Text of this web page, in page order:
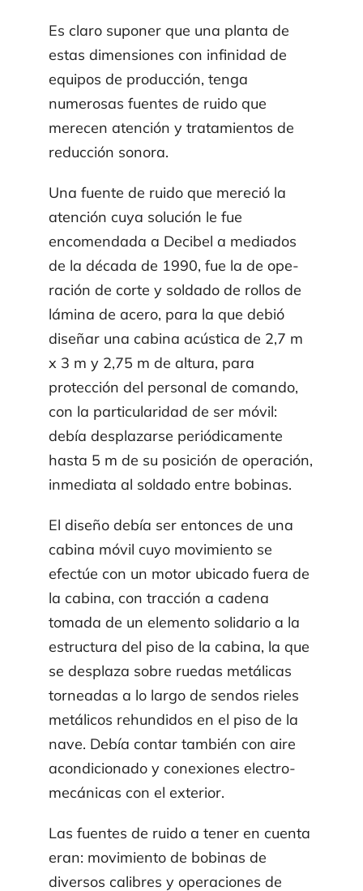
Es claro suponer que una planta de
estas dimensiones con infinidad de
equipos de produc­ción, tenga
numerosas fuentes de ruido que
merecen atención y tratamientos de
reducción sonora.
Una fuente de ruido que mereció la
atención cuya solución le fue
encomendada a Decibel a mediados
de la década de 1990, fue la de ope­
ración de corte y soldado de rollos de
lámina de acero, para la que debió
diseñar una cabina acústica de 2,7 m
x 3 m y 2,75 m de altura, para
protección del personal de comando,
con la particularidad de ser móvil:
debía desplazarse periódicamente
hasta 5 m de su posi­ción de opera­ción,
inmediata al soldado entre bobinas.
El diseño debía ser entonces de una
cabina móvil cuyo movimiento se
efectúe con un motor ubicado fuera de
la cabina, con tracción a cadena
tomada de un elemento solidario a la
estructura del piso de la cabina, la que
se desplaza sobre ruedas metálicas
torneadas a lo largo de sendos rieles
metálicos rehundidos en el piso de la
nave. Debía contar también con aire
acon­dicionado y conexiones electro­
mecánicas con el exterior.
Las fuentes de ruido a tener en cuenta
eran: movimiento de bobinas de
diversos calibres y operaciones de